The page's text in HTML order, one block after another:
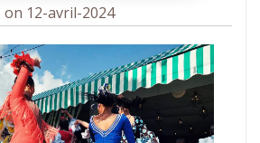
on 12-avril-2024